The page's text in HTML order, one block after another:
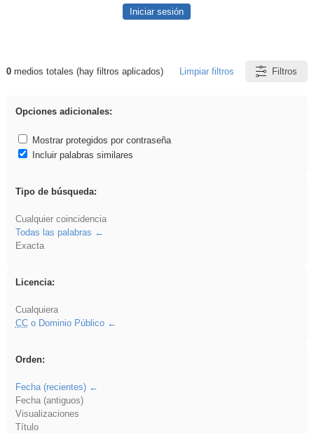
Iniciar sesión
Resultados de: Hisparob
0medios totales (hay filtros aplicados) Limpiar filtros Filtros
Opciones adicionales:
Mostrar protegidos por contraseña
Incluir palabras similares
Tipo de búsqueda:
Cualquier coincidencia
Todas las palabras
Exacta
Licencia:
Cualquiera
CCo Dominio Público
Orden:
Fecha (recientes)
Fecha (antiguos)
Visualizaciones
Título